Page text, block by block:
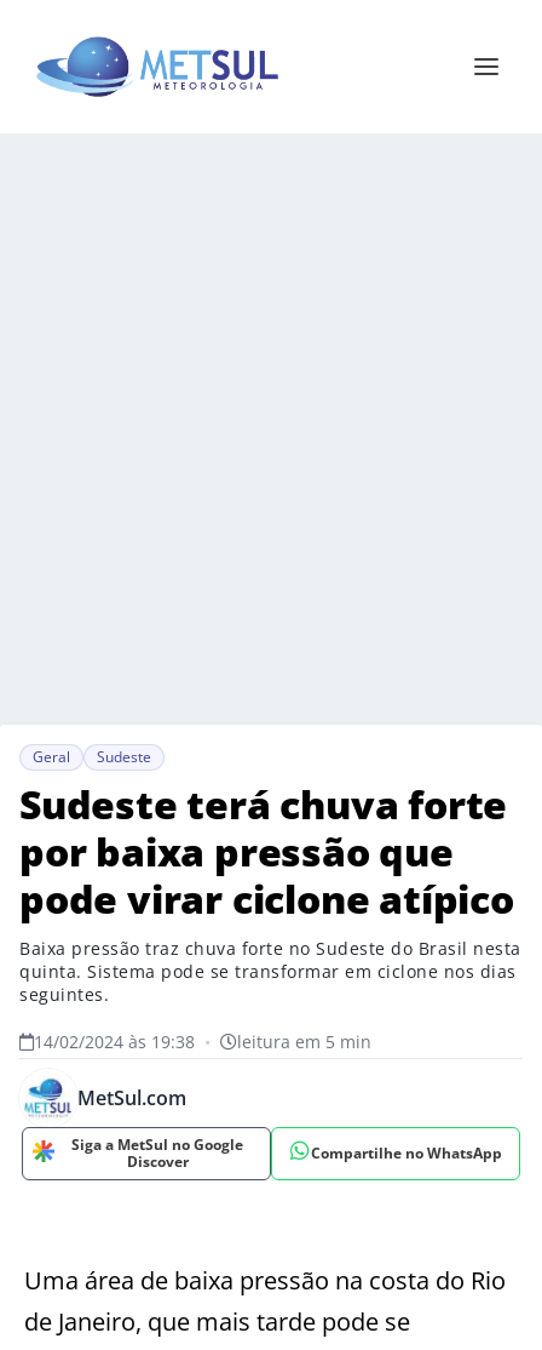
Geral Sudeste
Sudeste terá chuva forte
por baixa pressão que
pode virar ciclone atípico
Baixa pressão traz chuva forte no Sudeste do Brasil nesta
quinta. Sistema pode se transformar em ciclone nos dias
seguintes.
14/02/2024 às 19:38 • leitura em 5 min
MetSul.com
Siga a MetSul no Google
Discover
Compartilhe no WhatsApp
Uma área de baixa pressão na costa do Rio
de Janeiro, que mais tarde pode se